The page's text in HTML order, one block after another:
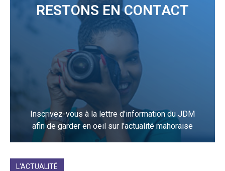
RESTONS EN CONTACT
Inscrivez-vous à la lettre d'information du JDM
afin de garder en oeil sur l'actualité mahoraise
L'ACTUALITÉ